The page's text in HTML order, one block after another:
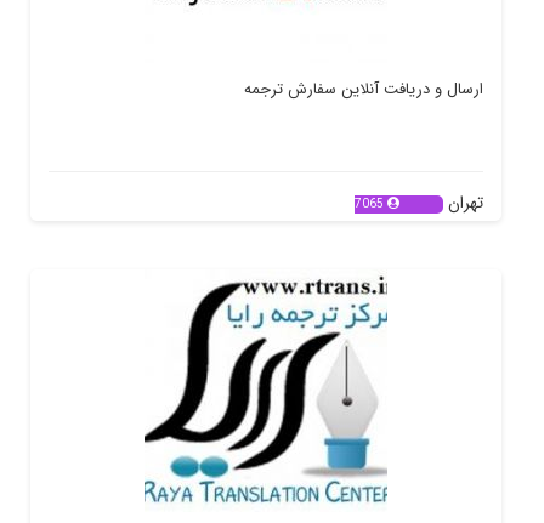
ارسال و دریافت آنلاین سفارش ترجمه
تهران 7065